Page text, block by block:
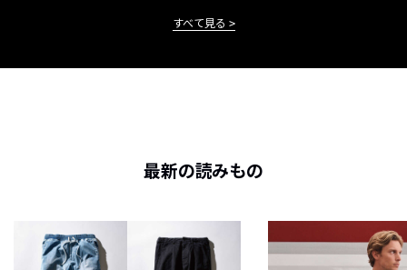
すべて見る
最新の読みもの